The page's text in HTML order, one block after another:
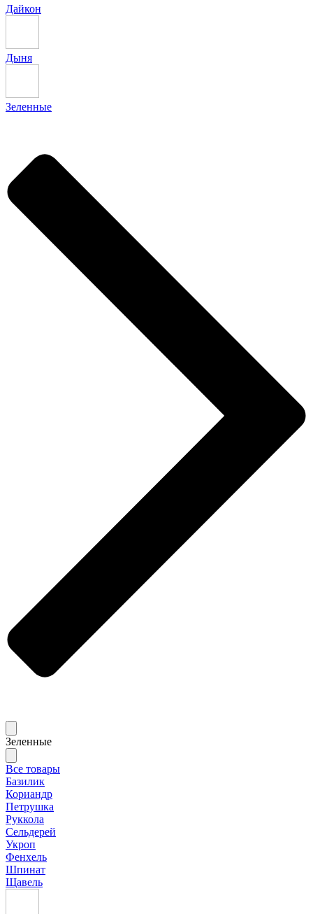
Дайкон
Дыня
Зеленные
Зеленные
Все товары
Базилик
Кориандр
Петрушка
Руккола
Сельдерей
Укроп
Фенхель
Шпинат
Щавель